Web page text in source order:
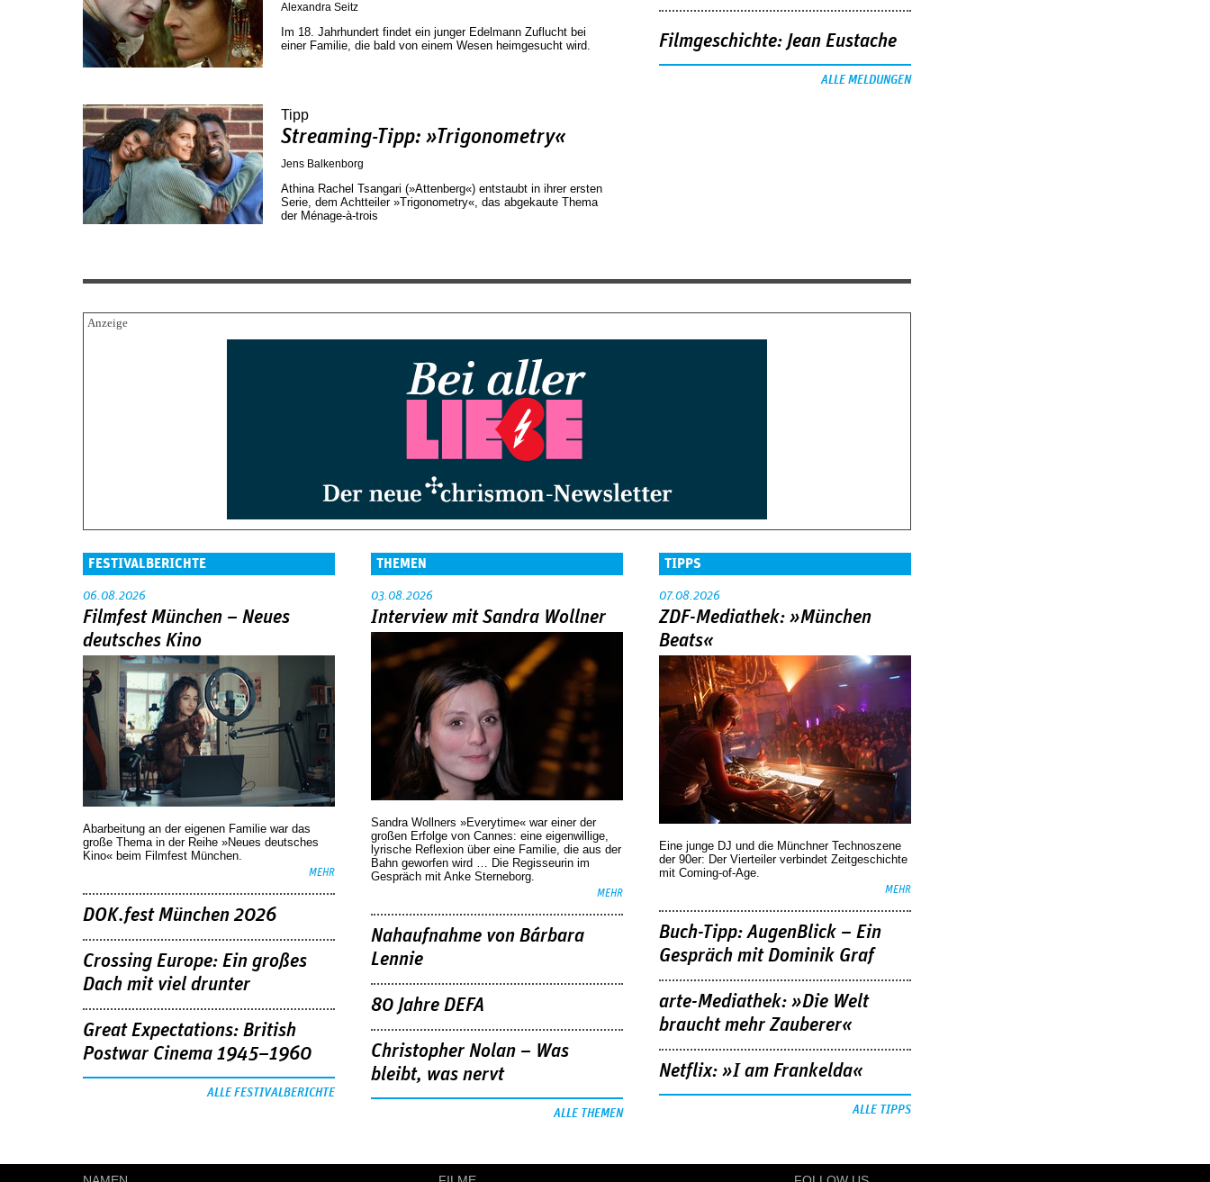
Alexandra Seitz
Im 18. Jahrhundert findet ein junger Edelmann Zuflucht bei
einer Familie, die bald von einem Wesen heimgesucht wird.
Tipp
Streaming-Tipp: »Trigonometry«
Jens Balkenborg
Athina Rachel Tsangari (»Attenberg«) entstaubt in ihrer ersten
Serie, dem Achtteiler »Trigonometry«, das abgekaute Thema
der Ménage-à-trois
Filmgeschichte: Jean Eustache
ALLE MELDUNGEN
FESTIVALBERICHTE
06.08.2026
Filmfest München – Neues
deutsches Kino
Abarbeitung an der eigenen Familie war das
große Thema in der Reihe »Neues deutsches
Kino« beim Filmfest München.
MEHR
DOK.fest München 2026
Crossing Europe: Ein großes
Dach mit viel drunter
Great Expectations: British
Postwar Cinema 1945–1960
ALLE FESTIVALBERICHTE
THEMEN
03.08.2026
Interview mit Sandra Wollner
Sandra Wollners »Everytime« war einer der
großen Erfolge von Cannes: eine eigenwillige,
lyrische Reflexion über eine ­Familie, die aus der
Bahn geworfen wird … Die Regisseurin im
Gespräch mit Anke Sterneborg.
MEHR
Nahaufnahme von Bárbara
Lennie
80 Jahre DEFA
Christopher Nolan – Was
bleibt, was nervt
ALLE THEMEN
TIPPS
07.08.2026
ZDF-Mediathek: »München
Beats«
Eine junge DJ und die Münchner Technoszene
der 90er: Der Vierteiler verbindet Zeitgeschichte
mit Coming-of-Age.
MEHR
Buch-Tipp: AugenBlick – Ein
Gespräch mit Dominik Graf
arte-Mediathek: »Die Welt
braucht mehr Zauberer«
Netflix: »I am Frankelda«
ALLE TIPPS